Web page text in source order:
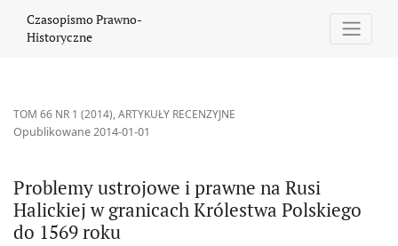
Czasopismo Prawno-
Historyczne
TOM 66 NR 1 (2014),ARTYKUŁY RECENZYJNE
Problemy ustrojowe i prawne na Rusi
Halickiej w granicach Królestwa Polskiego
do 1569 roku
Opublikowane 2014-01-01